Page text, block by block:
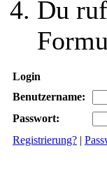
Du
Login
Benutzername:
Passwort:
Registrierung? |